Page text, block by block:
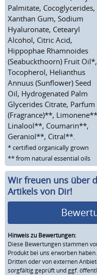
Palmitate, Cocoglycerides,
Xanthan Gum, Sodium
Hyaluronate, Cetearyl
Alcohol, Citric Acid,
Hippophae Rhamnoides
(Seabuckthoorn) Fruit Oil*,
Tocopherol, Helianthus
Annuus (Sunflower) Seed
Oil, Hydrogenated Palm
Glycerides Citrate, Parfum
(Fragrance)**,
Linalool**, Coumarin**,
Geraniol**, Citral**.
* certified organically grown
** from natural essential oils
Wir freuen uns über
Artikels von Dir!
Hinweis zu Bewertungen:
Diese Bewertungen stammen
Produkt bei uns erworben
Dritten oder von externen
sorgfältig geprüft und ggf.